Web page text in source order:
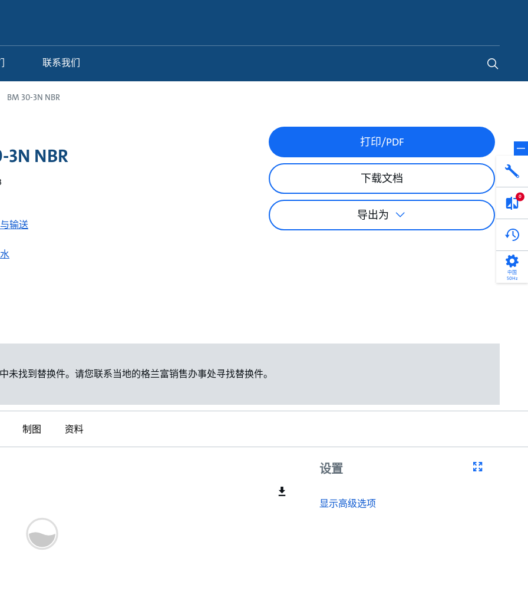
您的全天候自助服务工具
访问我们的自助服务工具，搜索有关报价、
请求、备件等的各种即时信息。
网络学院 - 免费在线培训
利用免费在线培训服务，浏览我们不断增长
的在线课程和学习轨迹库，获得徽章和证
联系我们
BM 30-3N NBR
0
中国
50Hz
3N NBR
输送
打印/PDF
下载文档
导出为
未找到替换件。请您联系当地的格兰富销售办事处寻找替换件。
制图 资料
设置
显示高级选项